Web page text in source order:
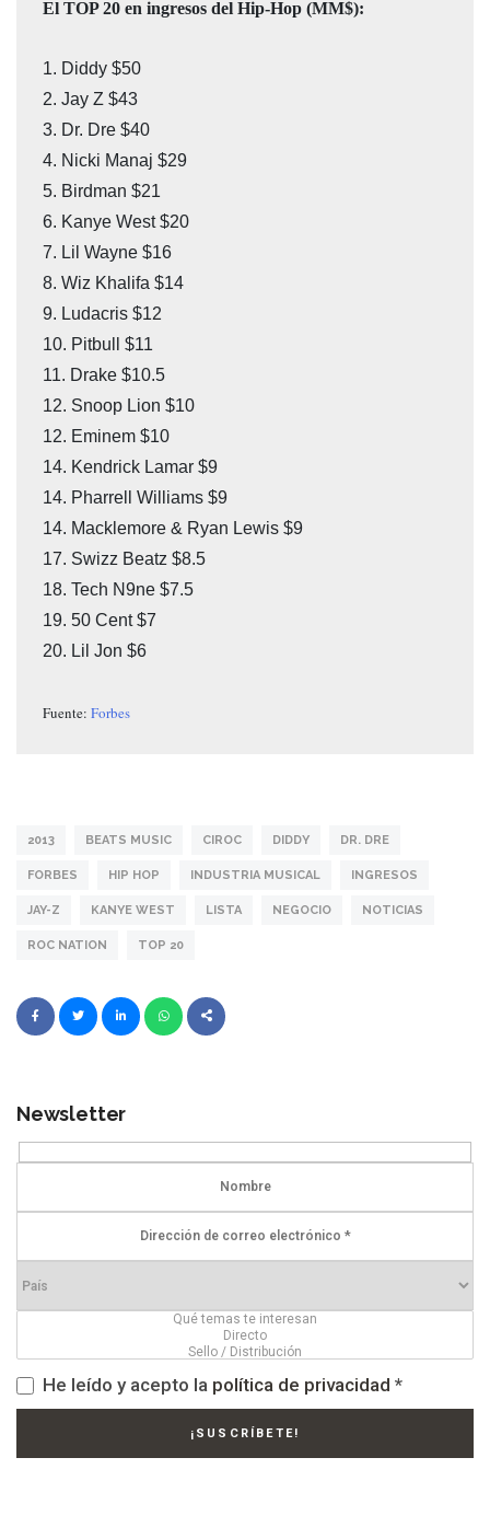
1. Diddy $50
2. Jay Z $43
3. Dr. Dre $40
4. Nicki Manaj $29
5. Birdman $21
6. Kanye West $20
7. Lil Wayne $16
8. Wiz Khalifa $14
9. Ludacris $12
10. Pitbull $11
11. Drake $10.5
12. Snoop Lion $10
12. Eminem $10
14. Kendrick Lamar $9
14. Pharrell Williams $9
14. Macklemore & Ryan Lewis $9
17. Swizz Beatz $8.5
18. Tech N9ne $7.5
19. 50 Cent $7
20. Lil Jon $6
Fuente: Forbes
2013 BEATS MUSIC CIROC DIDDY DR. DRE
FORBES HIP HOP INDUSTRIA MUSICAL INGRESOS
JAY-Z KANYE WEST LISTA NEGOCIO NOTICIAS
ROC NATION TOP 20
Newsletter
He leído y acepto la política de privacidad *